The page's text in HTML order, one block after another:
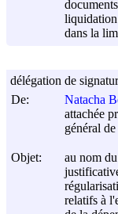
liquidation
dans la
De:
Natacha
attachée
général
Objet:
au nom
relatifs à
délégation de